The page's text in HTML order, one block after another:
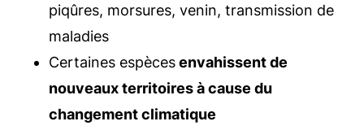
piqûres, morsures, venin, transmission de
maladies
Certaines espècesenvahissent de
nouveaux territoires à cause du
changement climatique